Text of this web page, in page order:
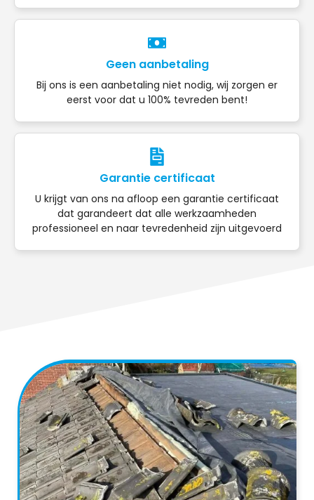
Geen aanbetaling
Bij ons is een aanbetaling niet nodig, wij zorgen er
eerst voor dat u 100% tevreden bent!
Garantie certificaat
U krijgt van ons na afloop een garantie certificaat
dat garandeert dat alle werkzaamheden
professioneel en naar tevredenheid zijn uitgevoerd